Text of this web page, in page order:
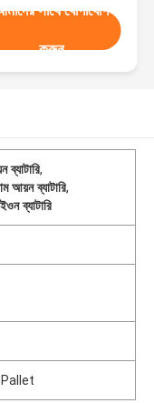
সাথে যোগাযোগ
করুন
,
আয়ন ব্যাটারি,
ব্যাটারি